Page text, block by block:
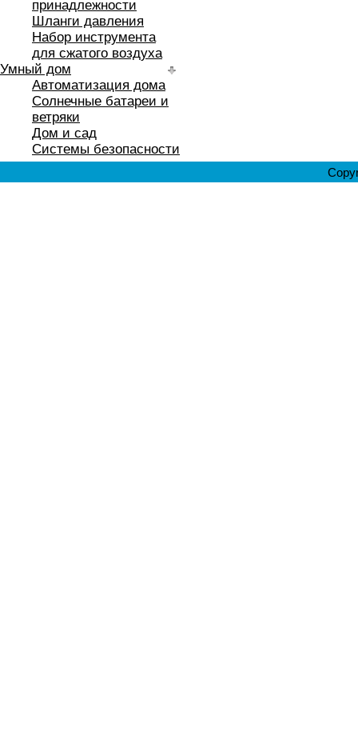
принадлежности
Шланги давления
Набор инструмента
для сжатого воздуха
Умный дом
Автоматизация дома
Солнечные батареи и
ветряки
Дом и сад
Системы безопасности